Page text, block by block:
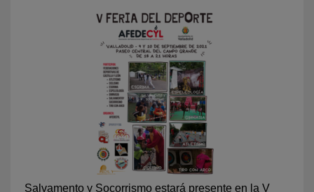
Salvamento y Socorrismo estará presente en la V